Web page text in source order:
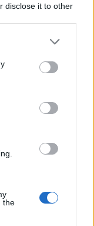
disclose it to other
or more Google
You may click to
party tags to
in below Google
the
μέρα.
→